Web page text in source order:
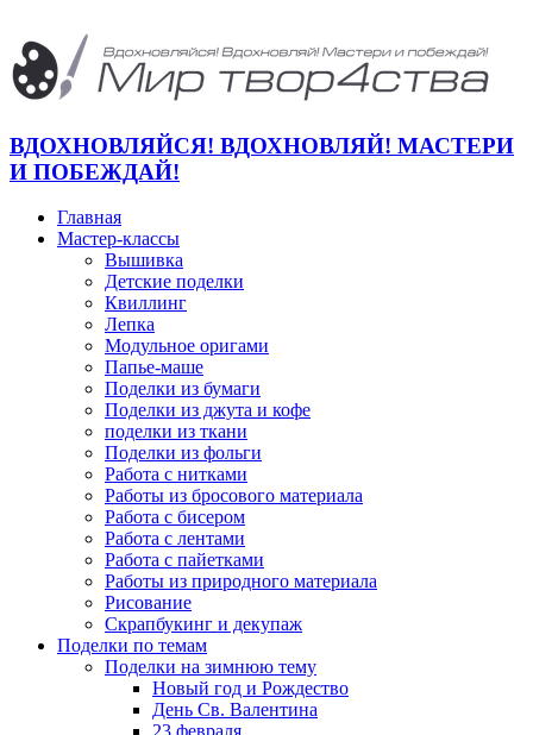
ВДОХНОВЛЯЙСЯ! ВДОХНОВЛЯЙ! МАСТЕРИ
И ПОБЕЖДАЙ!
Главная
Мастер-классы
Вышивка
Детские поделки
Квиллинг
Лепка
Модульное оригами
Папье-маше
Поделки из бумаги
Поделки из джута и кофе
поделки из ткани
Поделки из фольги
Работа с нитками
Работы из бросового материала
Работа с бисером
Работа с лентами
Работа с пайетками
Работы из природного материала
Рисование
Скрапбукинг и декупаж
Поделки по темам
Поделки на зимнюю тему
Новый год и Рождество
День Св. Валентина